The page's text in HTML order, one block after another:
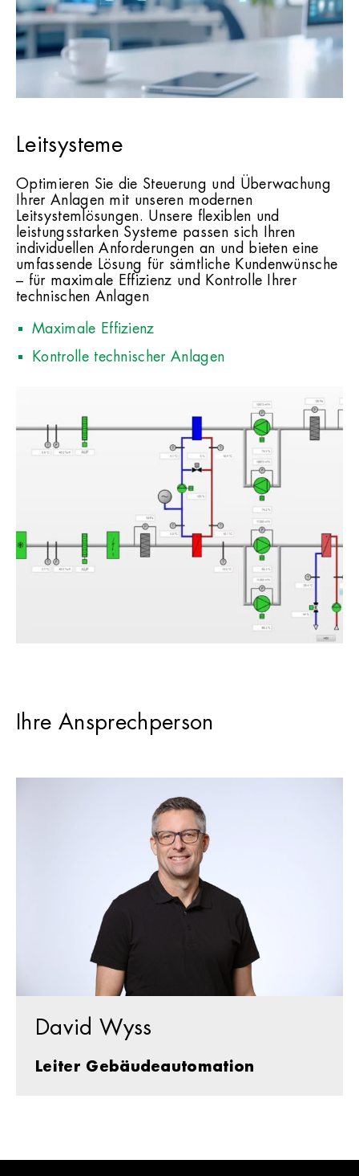
Leitsysteme
Optimieren Sie die Steuerung und Überwachung
Ihrer Anlagen mit unseren modernen
Leitsystemlösungen. Unsere flexiblen und
leistungsstarken Systeme passen sich Ihren
individuellen Anforderungen an und bieten eine
umfassende Lösung für sämtliche Kundenwünsche
– für maximale Effizienz und Kontrolle Ihrer
technischen Anlagen
Maximale Effizienz
Kontrolle technischer Anlagen
Ihre Ansprechperson
David Wyss
Leiter Gebäudeautomation